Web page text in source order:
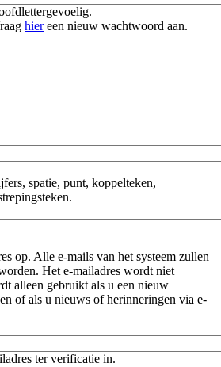
hiereen nieuw wachtwoord aan.
spatie, punt, koppelteken,
op. Alle e-mails van het systeem zullen
Het e-mailadres wordt niet
alleen gebruikt als u een nieuw
of als u nieuws of herinneringen via e-
ter verificatie in.